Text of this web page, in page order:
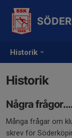
Historik
Historik
Några
Många frågar om
skrev för